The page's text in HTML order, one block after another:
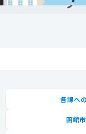
各課へ
函館